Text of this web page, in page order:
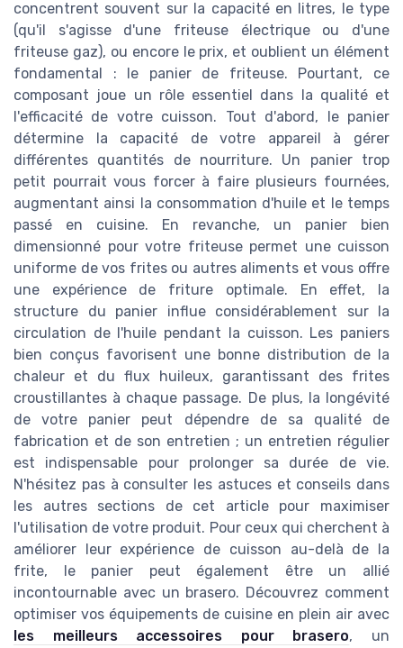
concentrent souvent sur la capacité en litres, le type
(qu'il s'agisse d'une friteuse électrique ou d'une
friteuse gaz), ou encore le prix, et oublient un élément
fondamental : le panier de friteuse. Pourtant, ce
composant joue un rôle essentiel dans la qualité et
l'efficacité de votre cuisson. Tout d'abord, le panier
détermine la capacité de votre appareil à gérer
différentes quantités de nourriture. Un panier trop
petit pourrait vous forcer à faire plusieurs fournées,
augmentant ainsi la consommation d'huile et le temps
passé en cuisine. En revanche, un panier bien
dimensionné pour votre friteuse permet une cuisson
uniforme de vos frites ou autres aliments et vous offre
une expérience de friture optimale. En effet, la
structure du panier influe considérablement sur la
circulation de l'huile pendant la cuisson. Les paniers
bien conçus favorisent une bonne distribution de la
chaleur et du flux huileux, garantissant des frites
croustillantes à chaque passage. De plus, la longévité
de votre panier peut dépendre de sa qualité de
fabrication et de son entretien ; un entretien régulier
est indispensable pour prolonger sa durée de vie.
N'hésitez pas à consulter les astuces et conseils dans
les autres sections de cet article pour maximiser
l'utilisation de votre produit. Pour ceux qui cherchent à
améliorer leur expérience de cuisson au-delà de la
frite, le panier peut également être un allié
incontournable avec un brasero. Découvrez comment
optimiser vos équipements de cuisine en plein air avec
les meilleurs accessoires pour brasero, un